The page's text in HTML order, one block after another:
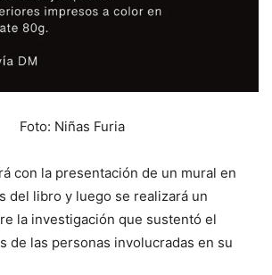
Foto: Niñas Furia
con la presentación de un mural en
del libro y luego se realizará un
la investigación que sustentó el
de las personas involucradas en su